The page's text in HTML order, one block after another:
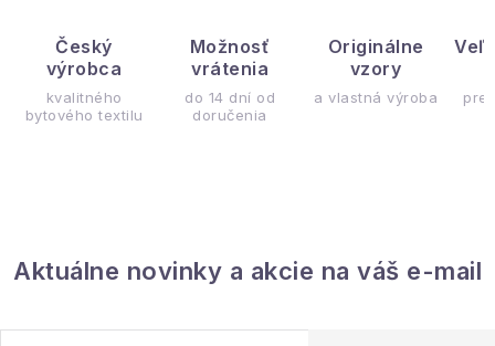
Český
výrobca
kvalitného
bytového textilu
Možnosť
vrátenia
do 14 dní od
doručenia
Originálne
vzory
a vlastná výroba pre
Aktuálne novinky a akcie na váš e-mail